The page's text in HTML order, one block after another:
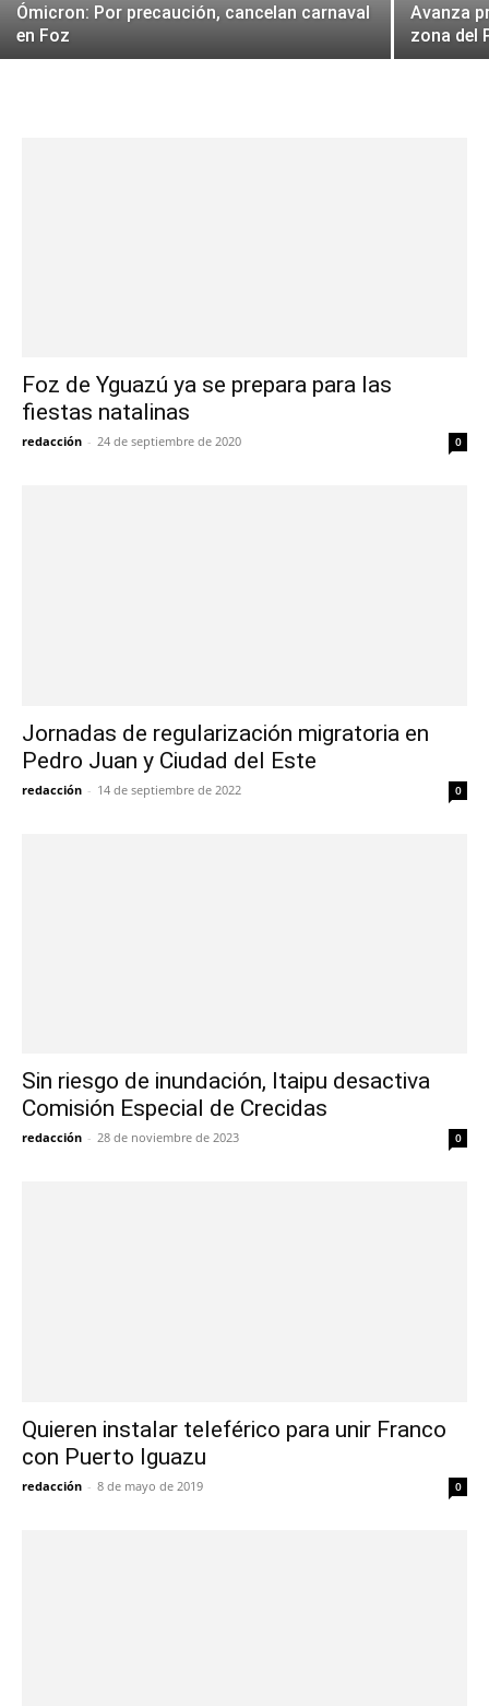
Ómicron: Por precaución, cancelan carnaval
en Foz
Avanza
zona del
Foz de Yguazú ya se prepara para las
fiestas natalinas
redacción - 24 de septiembre de 2020 0
Jornadas de regularización migratoria en
Pedro Juan y Ciudad del Este
redacción - 14 de septiembre de 2022 0
Sin riesgo de inundación, Itaipu desactiva
Comisión Especial de Crecidas
redacción - 28 de noviembre de 2023 0
Quieren instalar teleférico para unir Franco
con Puerto Iguazu
redacción - 8 de mayo de 2019 0